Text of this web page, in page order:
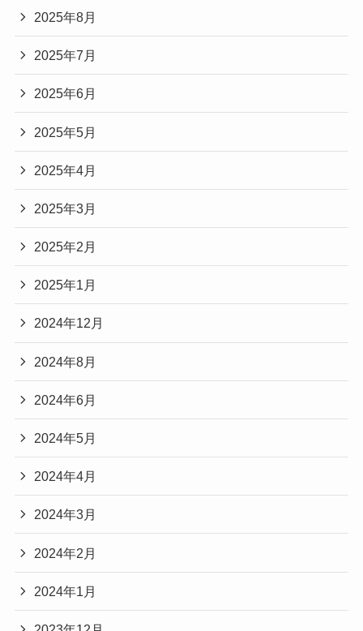
2025年8月
2025年7月
2025年6月
2025年5月
2025年4月
2025年3月
2025年2月
2025年1月
2024年12月
2024年8月
2024年6月
2024年5月
2024年4月
2024年3月
2024年2月
2024年1月